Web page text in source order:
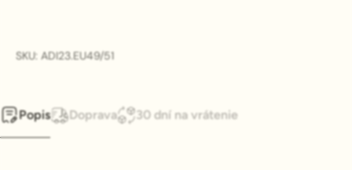
SKU: ADI23.EU49/51
Popis Doprava 30 dní na vrátenie